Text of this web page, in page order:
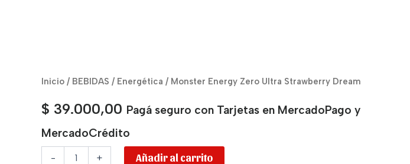
Inicio / BEBIDAS / Energética / Monster Energy Zero Ultra Strawberry Dream
$ 39.000,00 Pagá seguro con Tarjetas en MercadoPago y
MercadoCrédito
-
Monster
Zero
Ultra
Strawberry
Dream
cantidad
+ Añadir al carrito